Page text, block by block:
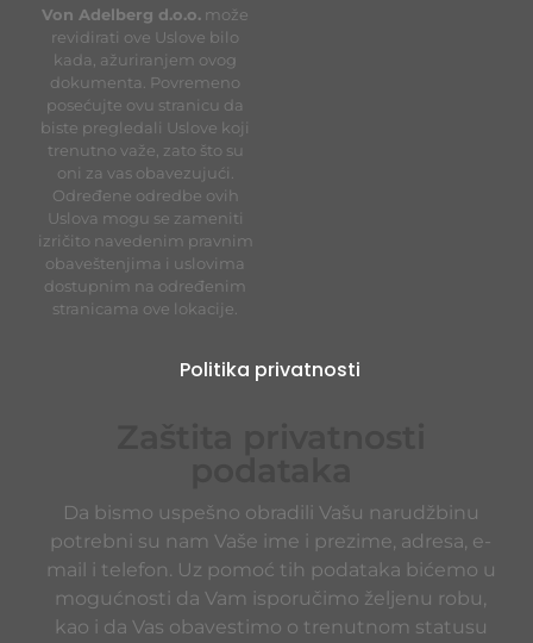
Von Adelberg d.o.o. može
revidirati ove Uslove bilo
kada, ažuriranjem ovog
dokumenta. Povremeno
posećujte ovu stranicu da
biste pregledali Uslove koji
trenutno važe, zato što su
oni za vas obavezujući.
Određene odredbe ovih
Uslova mogu se zameniti
izričito navedenim pravnim
obaveštenjima i uslovima
dostupnim na određenim
stranicama ove lokacije.
Politika privatnosti
Da bismo uspešno obradili Vašu narudžbinu
potrebni su nam Vaše ime i prezime, adresa, e-
mail i telefon. Uz pomoć tih podataka bićemo u
mogućnosti da Vam isporučimo željenu robu,
kao i da Vas obavestimo o trenutnom statusu